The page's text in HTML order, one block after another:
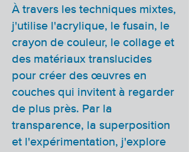
À travers les techniques mixtes,
j'utilise l'acrylique, le fusain, le
crayon de couleur, le collage et
des matériaux translucides
pour créer des œuvres en
couches qui invitent à regarder
de plus près. Par la
transparence, la superposition
et l'expérimentation, j'explore